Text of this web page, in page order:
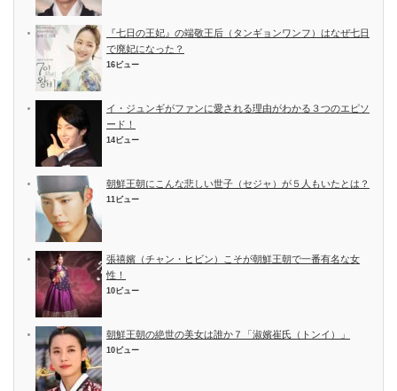
『七日の王妃』の端敬王后（タンギョンワンフ）はなぜ七日
で廃妃になった？
16ビュー
イ・ジュンギがファンに愛される理由がわかる３つのエピソ
ード！
14ビュー
朝鮮王朝にこんな悲しい世子（セジャ）が５人もいたとは？
11ビュー
張禧嬪（チャン・ヒビン）こそが朝鮮王朝で一番有名な女
性！
10ビュー
朝鮮王朝の絶世の美女は誰か７「淑嬪崔氏（トンイ）」
10ビュー